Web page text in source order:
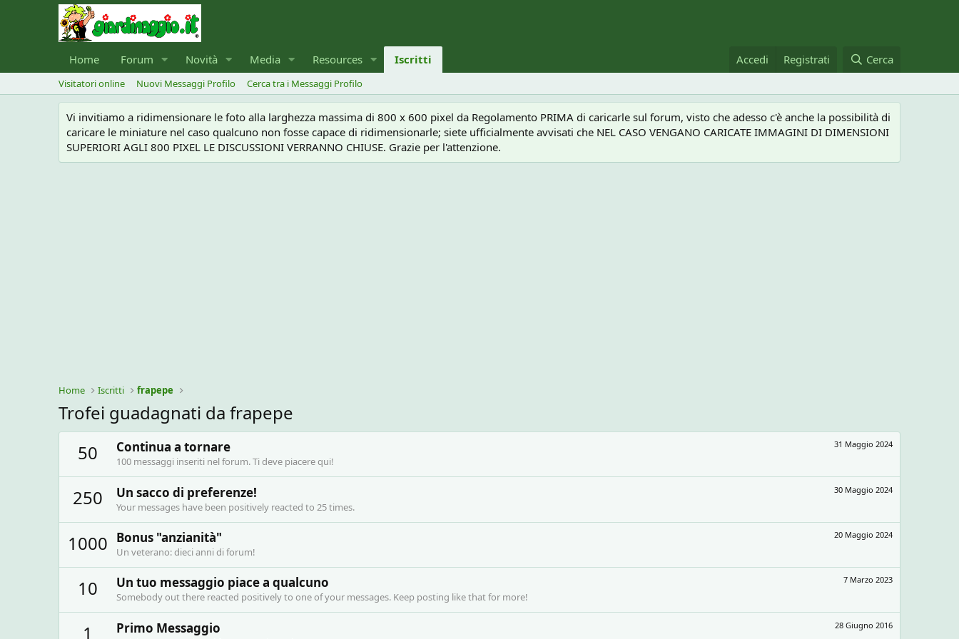
Home Forum Novità Media Resources Iscritti Accedi Registrati Cerca
Visitatori online Nuovi Messaggi Profilo Cerca tra i Messaggi Profilo
Vi invitiamo a ridimensionare le foto alla larghezza massima di 800 x 600 pixel da Regolamento PRIMA di caricarle sul forum, visto che adesso c'è anche la possibilità di
caricare le miniature nel caso qualcuno non fosse capace di ridimensionarle; siete ufficialmente avvisati che NEL CASO VENGANO CARICATE IMMAGINI DI DIMENSIONI
SUPERIORI AGLI 800 PIXEL LE DISCUSSIONI VERRANNO CHIUSE. Grazie per l'attenzione.
Home Iscritti frapepe
Trofei guadagnati da frapepe
50
31 Maggio 2024
Continua a tornare
100 messaggi inseriti nel forum. Ti deve piacere qui!
250 30 Maggio 2024
Un sacco di preferenze!
Your messages have been positively reacted to 25 times.
1000 20 Maggio 2024
Bonus "anzianità"
Un veterano: dieci anni di forum!
10 7 Marzo 2023
Un tuo messaggio piace a qualcuno
Somebody out there reacted positively to one of your messages. Keep posting like that for more!
1 28 Giugno 2016
Primo Messaggio